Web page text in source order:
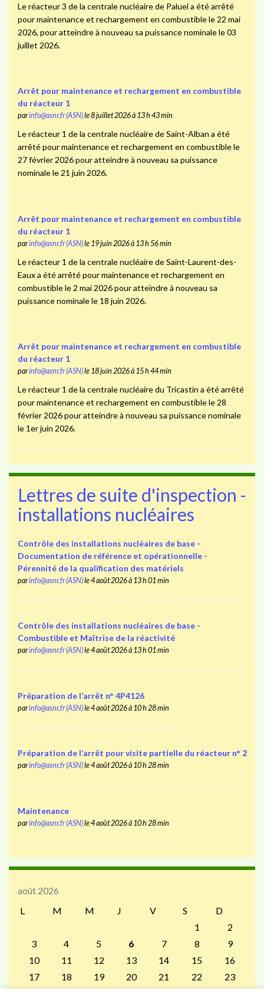
Le réacteur 3 de la centrale nucléaire de Paluel a été arrêté
pour maintenance et rechargement en combustible le 22 mai
2026, pour atteindre à nouveau sa puissance nominale le 03
juillet 2026.
Arrêt pour maintenance et rechargement en combustible
du réacteur 1
parinfo@asnr.fr (ASN)le 8 juillet 2026 à 13 h 43 min
Le réacteur 1 de la centrale nucléaire de Saint-Alban a été
arrêté pour maintenance et rechargement en combustible le
27 février 2026 pour atteindre à nouveau sa puissance
nominale le 21 juin 2026.
Arrêt pour maintenance et rechargement en combustible
du réacteur 1
parinfo@asnr.fr (ASN)le 19 juin 2026 à 13 h 56 min
Le réacteur 1 de la centrale nucléaire de Saint-Laurent-des-
Eaux a été arrêté pour maintenance et rechargement en
combustible le 2 mai 2026 pour atteindre à nouveau sa
puissance nominale le 18 juin 2026.
Arrêt pour maintenance et rechargement en combustible
du réacteur 1
parinfo@asnr.fr (ASN)le 18 juin 2026 à 15 h 44 min
Le réacteur 1 de la centrale nucléaire du Tricastin a été arrêté
pour maintenance et rechargement en combustible le 28
février 2026 pour atteindre à nouveau sa puissance nominale
le 1er juin 2026.
Lettres de suite d'inspection -
installations nucléaires
Contrôle des installations nucléaires de base -
Documentation de référence et opérationnelle -
Pérennité de la qualification des matériels
parinfo@asnr.fr (ASN)le 4 août 2026 à 13 h 01 min
Contrôle des installations nucléaires de base -
Combustible et Maîtrise de la réactivité
parinfo@asnr.fr (ASN)le 4 août 2026 à 13 h 01 min
Préparation de l’arrêt n° 4P4126
parinfo@asnr.fr (ASN)le 4 août 2026 à 10 h 28 min
Préparation de l’arrêt pour visite partielle du réacteur n° 2
parinfo@asnr.fr (ASN)le 4 août 2026 à 10 h 28 min
Maintenance
parinfo@asnr.fr (ASN)le 4 août 2026 à 10 h 28 min
août 2026
L
M M J V S
D
1
2
3
4 5 6 7 8
9
10
11 12 13 14 15
16
17
18 19 20 21 22
23